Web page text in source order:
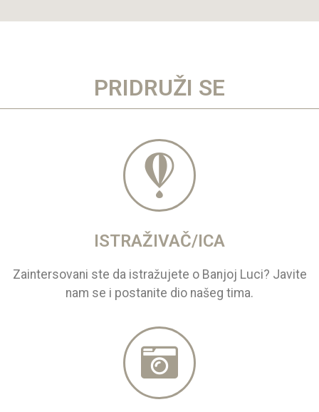
PRIDRUŽI SE
ISTRAŽIVAČ/ICA
Zaintersovani ste da istražujete o Banjoj Luci? Javite
nam se i postanite dio našeg tima.